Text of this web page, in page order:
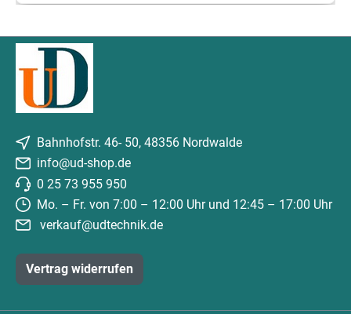
Bahnhofstr. 46- 50, 48356 Nordwalde
info@ud-shop.de
0 25 73 955 950
Mo. – Fr. von 7:00 – 12:00 Uhr und 12:45 – 17:00 Uhr
verkauf@udtechnik.de
Vertrag widerrufen